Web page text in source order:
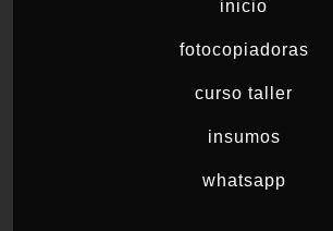
inicio
fotocopiadoras
curso taller
insumos
whatsapp